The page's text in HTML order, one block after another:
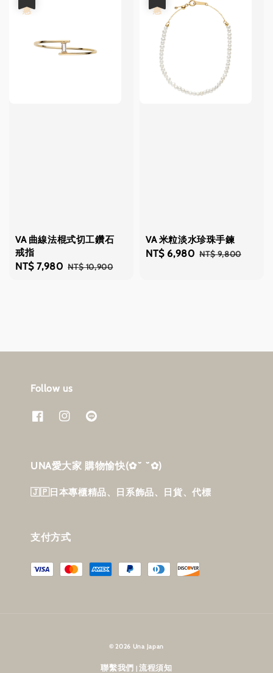
VA 曲線法棍式切工鑽石
戒指
Sale
NT$ 7,980 Regular
NT$ 10,900
VA 米粒淡水珍珠手鍊
Sale
NT$ 6,980 Regular
NT$ 9,800
Follow us
UNA愛大家 購物愉快‎(✿˘ ˘✿)
🇯🇵日本專櫃精品、日系飾品、日貨、代標
支付方式
© 2026 Una Japan
聯繫我們 |流程須知